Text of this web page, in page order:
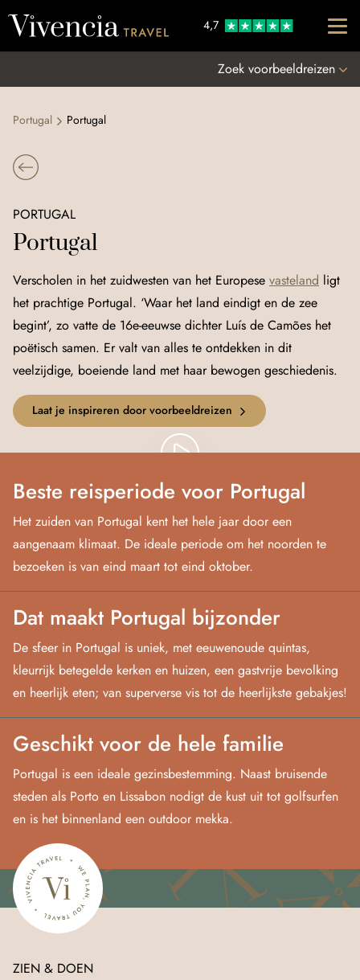
4,7
Zoek voorbeeldreizen
Portugal Portugal
PORTUGAL
Portugal
Verscholen in het zuidwesten van het Europese vasteland ligt
het prachtige Portugal. ‘Waar het land eindigt en de zee
begint’, zo vatte de 16e-eeuwse dichter Luís de Camões het
poëtisch samen. Er valt van alles te ontdekken in dit
veelzijdige, boeiende land met haar bewogen geschiedenis.
Laat je inspireren door voorbeeldreizen
Beste reisperiode voor Portugal
Het zuiden van Portugal kent het hele jaar door een
aangenaam klimaat. De ideale periode om het noorden te
bezoeken is van eind maart tot eind oktober.
Dat maakt Portugal bijzonder
De sfeer in Portugal is uniek, met eeuwenoude quintas,
kleurrijk betegelde kerken en huizen, een gastvrije bevolking
en heerlijk eten; van superverse vis tot de heerlijkste gebakjes!
Geschikt voor de hele familie
Portugal is een ideale gezinsbestemming. Naast bruisende
steden als Porto en Lissabon nodigt de kust uit tot golfsurfen
en is het binnenland een outdoor mekka.
ZIEN & DOEN